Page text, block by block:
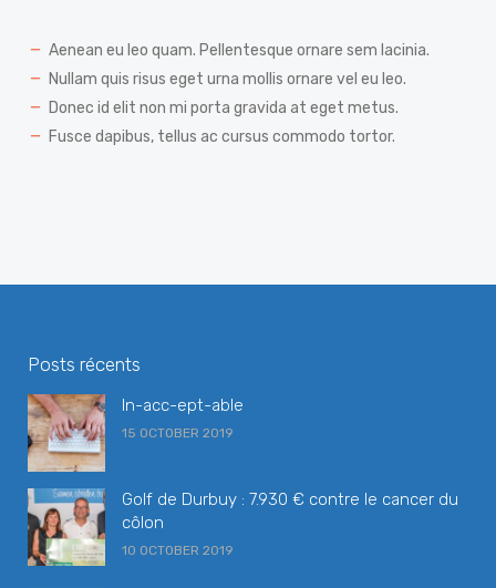
Aenean eu leo quam. Pellentesque ornare sem lacinia.
Nullam quis risus eget urna mollis ornare vel eu leo.
Donec id elit non mi porta gravida at eget metus.
Fusce dapibus, tellus ac cursus commodo tortor.
Posts récents
In-acc-ept-able
15 OCTOBER 2019
Golf de Durbuy : 7.930 € contre le cancer du
côlon
10 OCTOBER 2019